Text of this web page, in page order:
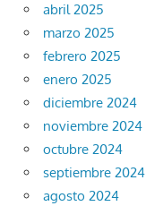
abril 2025
marzo 2025
febrero 2025
enero 2025
diciembre 2024
noviembre 2024
octubre 2024
septiembre 2024
agosto 2024